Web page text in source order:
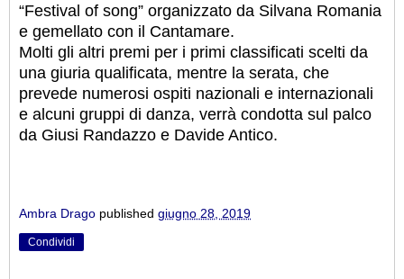
“Festival of song” organizzato da Silvana Romania
e gemellato con il Cantamare.
Molti gli altri premi per i primi classificati scelti da
una giuria qualificata, mentre la serata, che
prevede numerosi ospiti nazionali e internazionali
e alcuni gruppi di danza, verrà condotta sul palco
da Giusi Randazzo e Davide Antico.
Ambra Drago published giugno 28, 2019
Condividi